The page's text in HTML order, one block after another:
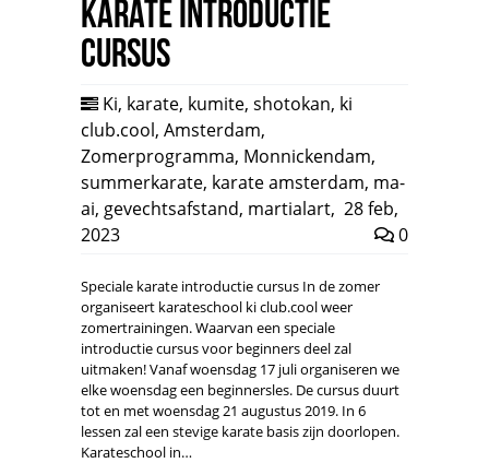
Karate introductie
cursus
Ki, karate, kumite, shotokan, ki
club.cool, Amsterdam,
Zomerprogramma, Monnickendam,
summerkarate, karate amsterdam, ma-
ai, gevechtsafstand, martialart, 28 feb,
2023
0
Speciale karate introductie cursus In de zomer
organiseert karateschool ki club.cool weer
zomertrainingen. Waarvan een speciale
introductie cursus voor beginners deel zal
uitmaken! Vanaf woensdag 17 juli organiseren we
elke woensdag een beginnersles. De cursus duurt
tot en met woensdag 21 augustus 2019. In 6
lessen zal een stevige karate basis zijn doorlopen.
Karateschool in…